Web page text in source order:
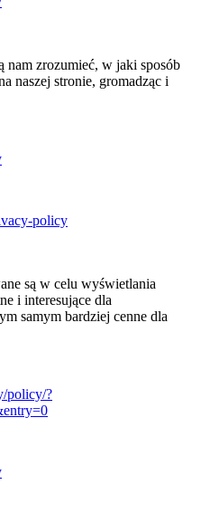
nam zrozumieć, w jaki sposób
naszej stronie, gromadząc i
policy
są w celu wyświetlania
i interesujące dla
samym bardziej cenne dla
policy/?